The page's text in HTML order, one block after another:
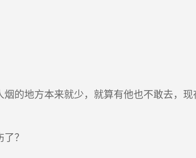
的地方本来就少，就算有他也不敢去，现
？